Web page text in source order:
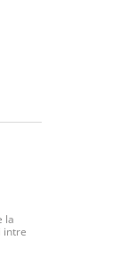
la
intre